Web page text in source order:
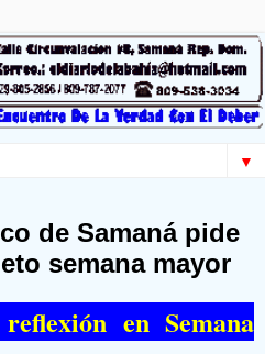
▼
de Samaná pide
semana mayor
en Semana